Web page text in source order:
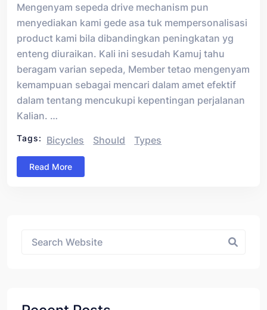
Mengenyam sepeda drive mechanism pun
menyediakan kami gede asa tuk mempersonalisasi
product kami bila dibandingkan peningkatan yg
enteng diuraikan. Kali ini sesudah Kamuj tahu
beragam varian sepeda, Member tetao mengenyam
kemampuan sebagai mencari dalam amet efektif
dalam tentang mencukupi kepentingan perjalanan
Kalian. …
Tags: Bicycles Should Types
Read More